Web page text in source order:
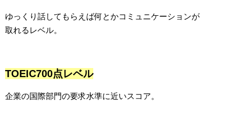
ゆっくり話してもらえば何とかコミュニケーションが
取れるレベル。
TOEIC700点レベル
企業の国際部門の要求水準に近いスコア。